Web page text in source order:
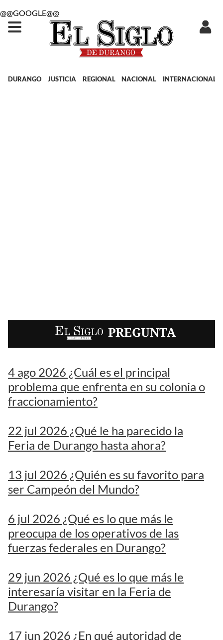
@@GOOGLE@@
DURANGO JUSTICIA REGIONAL NACIONAL INTERNACIONAL
EL SIGLO PREGUNTA
4 ago 2026 ¿Cuál es el principal
problema que enfrenta en su colonia o
fraccionamiento?
22 jul 2026 ¿Qué le ha parecido la
Feria de Durango hasta ahora?
13 jul 2026 ¿Quién es su favorito para
ser Campeón del Mundo?
6 jul 2026 ¿Qué es lo que más le
preocupa de los operativos de las
fuerzas federales en Durango?
29 jun 2026 ¿Qué es lo que más le
interesaría visitar en la Feria de
Durango?
17 jun 2026 ¿En qué autoridad de